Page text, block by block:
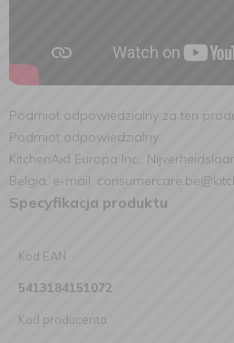
Podmiot odpowiedzialny za ten
Podmiot odpowiedzialny:
KitchenAid Europa Inc.,
Belgia, e-mail:
Specyfikacja produktu
Kod EAN
5413184151072
Kod producenta